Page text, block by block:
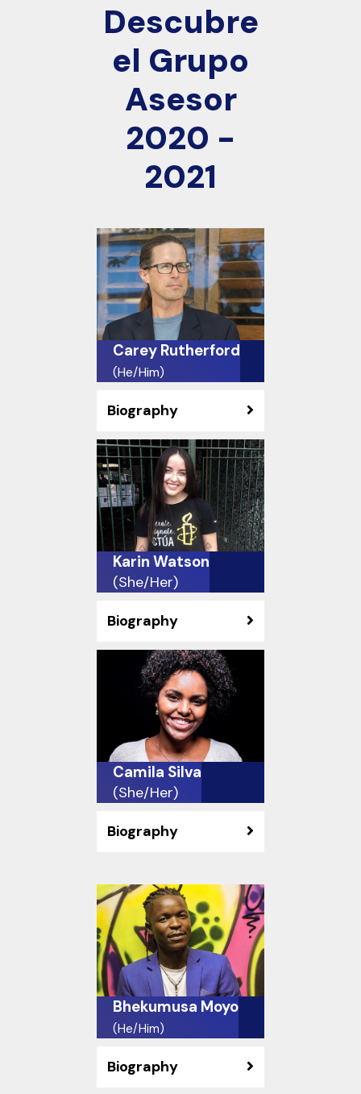
Descubre
el Grupo
Asesor
2020 -
2021
Carey Rutherford
(He/Him)
Biography
Karin Watson
(She/Her)
Biography
Camila Silva
(She/Her)
Biography
Bhekumusa Moyo
(He/Him)
Biography